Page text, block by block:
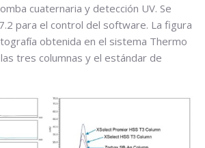
cuaternaria y detección UV. Se
para el control del software. La figura
obtenida en el sistema Thermo
tres columnas y el estándar de